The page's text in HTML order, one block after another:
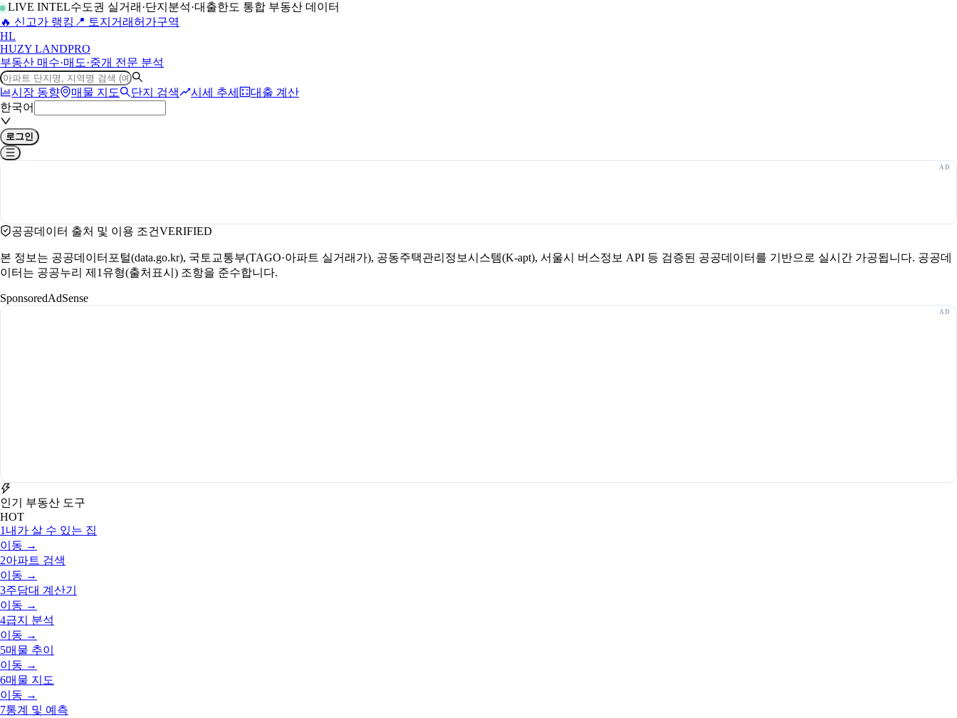
LIVE INTEL수도권 실거래·단지분석·대출한도 통합 부동산 데이터
🔥 신고가 랭킹 📍 토지거래허가구역
HL
HUZY LANDPRO
부동산 매수·매도·중개 전문 분석
시장 동향 매물 지도 단지 검색 시세 추세
대출 계산
한국어
로그인
공공데이터 출처 및 이용 조건VERIFIED
본 정보는 공공데이터포털(data.go.kr), 국토교통부(TAGO·아파트 실거래가), 공동주택관리정보시스템(K-apt), 서울시 버스정보 API 등 검증된 공공데이터를 기반으로 실시간 가공됩니다. 공공데
이터는 공공누리 제1유형(출처표시) 조항을 준수합니다.
SponsoredAdSense
인기 부동산 도구
HOT
1 내가 살 수 있는 집
이동 →
2아파트 검색
이동 →
3주담대 계산기
이동 →
4급지 분석
이동 →
5매물 추이
이동 →
6매물 지도
이동 →
7통계 및 예측